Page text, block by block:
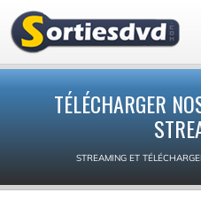
TÉLÉCHARGER
STREAMING ET